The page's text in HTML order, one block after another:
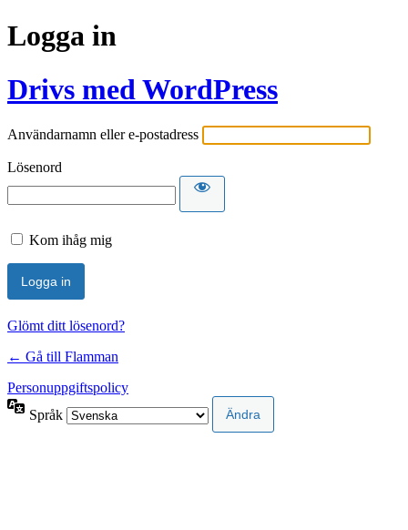
Logga in
Drivs med WordPress
Användarnamn eller e-postadress
Lösenord
Kom ihåg mig
Glömt ditt lösenord?
← Gå till Flamman
Personuppgiftspolicy
Språk